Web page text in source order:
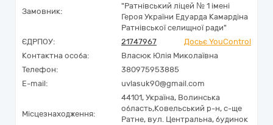
Замовник:
"Ратнівський ліцей № 1 імені
Героя України Едуарда Камардіна
Ратнівської селищної ради"
ЄДРПОУ:
21747967
Досьє YouControl
Контактна особа:
Власюк Юлія Миколаївна
Телефон:
380975953885
E-mail:
uvlasuk90@gmail.com
Місцезнаходження:
44101, Україна, Волинська
область,Ковельський р-н, с-ще
Ратне, вул. Центральна, будинок